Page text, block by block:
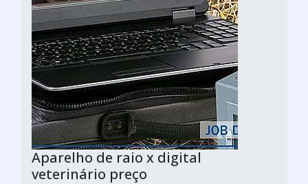
Aparelho de raio x digital
veterinário preço